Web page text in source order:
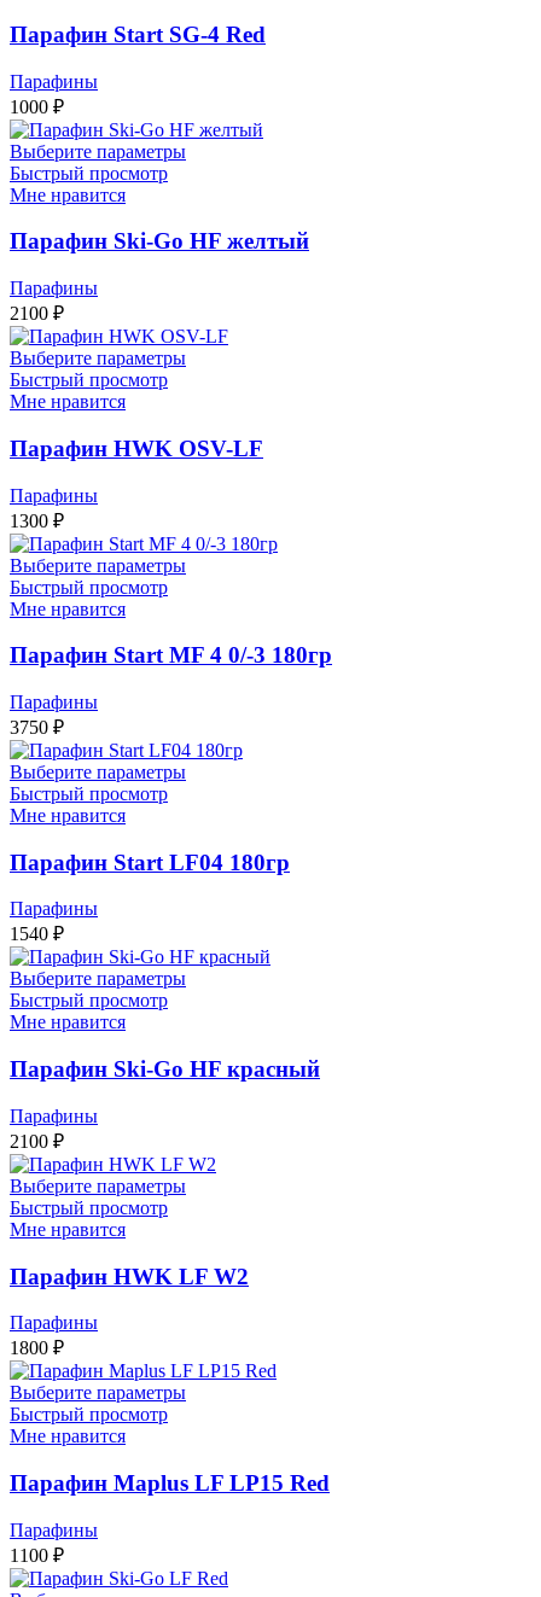
Парафин Start SG-4 Red
Парафины
1000 ₽
Выберите параметры
Быстрый просмотр
Мне нравится
Парафин Ski-Go HF желтый
Парафины
2100 ₽
Выберите параметры
Быстрый просмотр
Мне нравится
Парафин HWK OSV-LF
Парафины
1300 ₽
Выберите параметры
Быстрый просмотр
Мне нравится
Парафин Start MF 4 0/-3 180гр
Парафины
3750 ₽
Выберите параметры
Быстрый просмотр
Мне нравится
Парафин Start LF04 180гр
Парафины
1540 ₽
Выберите параметры
Быстрый просмотр
Мне нравится
Парафин Ski-Go HF красный
Парафины
2100 ₽
Выберите параметры
Быстрый просмотр
Мне нравится
Парафин HWK LF W2
Парафины
1800 ₽
Выберите параметры
Быстрый просмотр
Мне нравится
Парафин Maplus LF LP15 Red
Парафины
1100 ₽